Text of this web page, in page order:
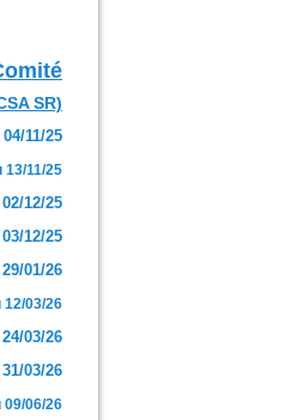
SR)
11/25
13/11/25
12/25
12/25
01/26
12/03/26
03/26
03/26
09/06/26